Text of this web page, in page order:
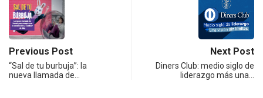
Previous Post
“Sal de tu burbuja”: la
nueva llamada de…
Next Post
Diners Club: medio siglo de
liderazgo más una…